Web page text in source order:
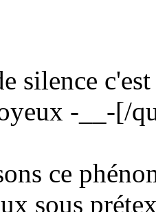
silence
-__-[/
ce
sous